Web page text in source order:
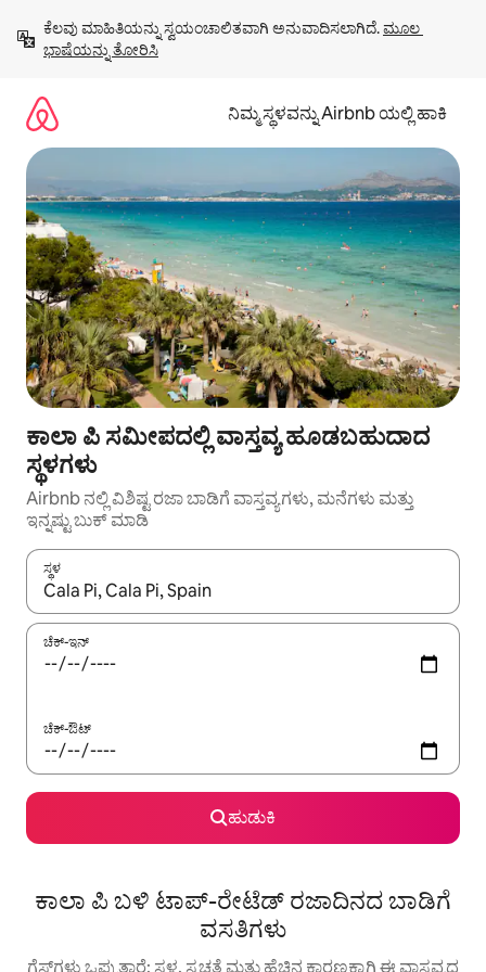
ಹೋಗಿ
ಕೆಲವು ಮಾಹಿತಿಯನ್ನು ಸ್ವಯಂಚಾಲಿತವಾಗಿ ಅನುವಾದಿಸಲಾಗಿದೆ. ಮೂಲ
ಭಾಷೆಯನ್ನು ತೋರಿಸಿ
ನಿಮ್ಮ ಸ್ಥಳವನ್ನು Airbnb ಯಲ್ಲಿ ಹಾಕಿ
ಕಾಲಾ ಪಿ ಸಮೀಪದಲ್ಲಿ ವಾಸ್ತವ್ಯ ಹೂಡಬಹುದಾದ
ಸ್ಥಳಗಳು
Airbnb ನಲ್ಲಿ ವಿಶಿಷ್ಟ ರಜಾ ಬಾಡಿಗೆ ವಾಸ್ತವ್ಯಗಳು, ಮನೆಗಳು ಮತ್ತು
ಇನ್ನಷ್ಟು ಬುಕ್ ಮಾಡಿ
ಸ್ಥಳ
ಫಲಿತಾಂಶಗಳು ಲಭ್ಯವಿರುವಾಗ, ಅಪ್ ಮತ್ತು ಡೌನ್ ಬಾಣದ ಕೀಲಿಗಳೊಂದಿಗೆ
ಚೆಕ್-ಇನ್
ಚೆಕ್-ಔಟ್
ಹುಡುಕಿ
ಕಾಲಾ ಪಿ ಬಳಿ ಟಾಪ್-ರೇಟೆಡ್ ರಜಾದಿನದ ಬಾಡಿಗೆ
ವಸತಿಗಳು
ಗೆಸ್ಟ್‌ಗಳು ಒಪ್ಪುತ್ತಾರೆ: ಸ್ಥಳ, ಸ್ವಚ್ಛತೆ ಮತ್ತು ಹೆಚ್ಚಿನ ಕಾರಣಕ್ಕಾಗಿ ಈ ವಾಸ್ತವ್ಯದ